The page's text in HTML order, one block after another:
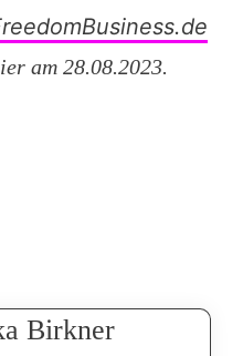
am 28.08.2023.
Birkner